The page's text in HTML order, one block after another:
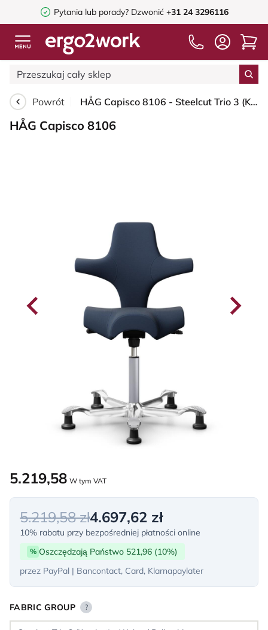
Pytania lub porady? Dzwonić +31 24 3296116
Powrót HÅG Capisco 8106 - Steelcut Trio 3 (Kvadrat) - Wełna / Poliamid - STT796 - Blue - Silver - 200 mm (seat height 46-64cm) - Glides
HÅG Capisco 8106
5.219,58 W tym VAT
5.219,58 zł4.697,62 zł
10% rabatu przy bezpośredniej płatności online
% Oszczędzają Państwo 521,96 (10%)
przez PayPal | Bancontact, Card, Klarnapaylater
FABRIC GROUP ?